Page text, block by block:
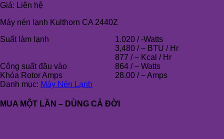
Giá: Liên hệ
Máy nén lạnh Kulthorn CA 2440Z
Suất làm lạnh
1.020 / -Watts
3,480 / – BTU / Hr
877 / – Kcal / Hr
Công suất đầu vào
864 / – Watts
Khóa Rotor Amps
28.00 / – Amps
Danh mục: Máy Nén Lạnh
MUA MỘT LẦN – DÙNG CẢ ĐỜI